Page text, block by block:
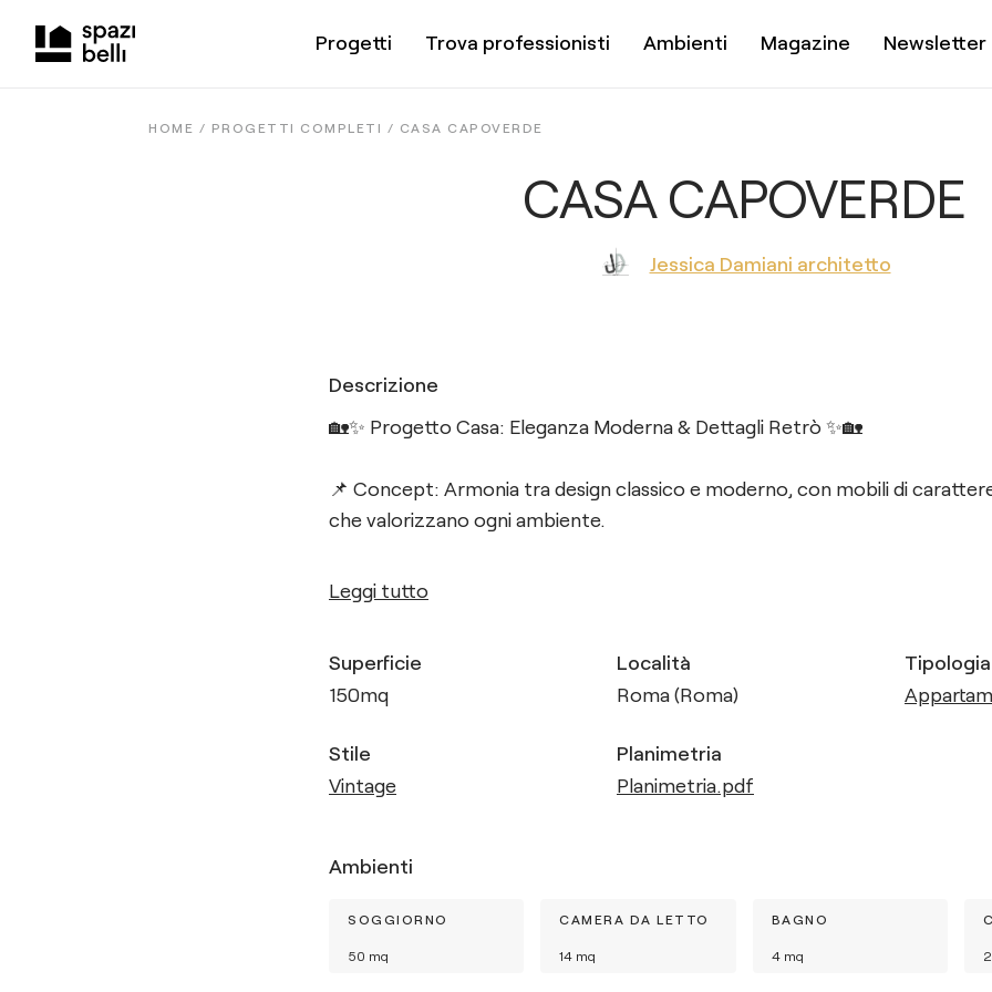
Progetti Trova professionisti Ambienti Magazine Newsletter
HOME / PROGETTI COMPLETI / CASA CAPOVERDE
CASA CAPOVERDE
Jessica Damiani architetto
Descrizione
🏡✨ Progetto Casa: Eleganza Moderna & Dettagli Retrò ✨🏡
📌 Concept: Armonia tra design classico e moderno, con mobili di
che valorizzano ogni ambiente.
Leggi tutto
Superficie
150mq
Località
Roma (Roma)
Tipologia
Stile
Vintage
Planimetria
Planimetria.pdf
Ambienti
SOGGIORNO
50 mq
CAMERA DA LETTO
14 mq
BAGNO
4mq 2